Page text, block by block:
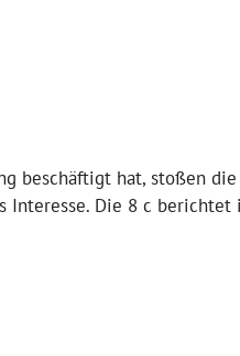
beschäftigt hat, stoßen
Interesse. Die 8 c berichtet